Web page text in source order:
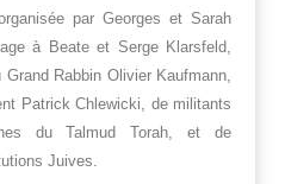
par Georges et Sarah
à Beate et Serge Klarsfeld,
Rabbin Olivier Kaufmann,
Patrick Chlewicki, de militants
du Talmud Torah, et de
Juives.